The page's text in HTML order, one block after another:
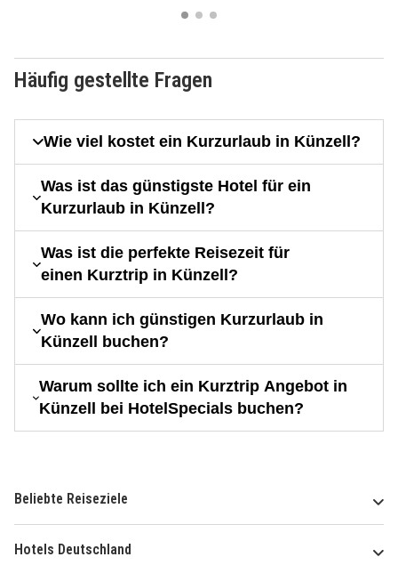
Häufig gestellte Fragen
Wie viel kostet ein Kurzurlaub in Künzell?
Was ist das günstigste Hotel für ein
Kurzurlaub in Künzell?
Was ist die perfekte Reisezeit für
einen Kurztrip in Künzell?
Wo kann ich günstigen Kurzurlaub in
Künzell buchen?
Warum sollte ich ein Kurztrip Angebot in
Künzell bei HotelSpecials buchen?
Beliebte Reiseziele
Hotels Deutschland